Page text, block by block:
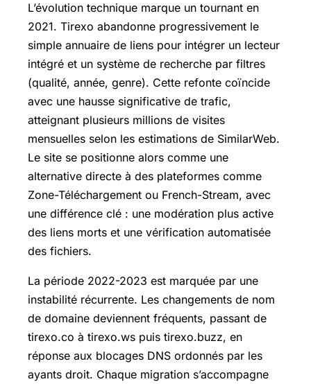
L’évolution technique marque un tournant en
2021. Tirexo abandonne progressivement le
simple annuaire de liens pour intégrer un lecteur
intégré et un système de recherche par filtres
(qualité, année, genre). Cette refonte coïncide
avec une hausse significative de trafic,
atteignant plusieurs millions de visites
mensuelles selon les estimations de SimilarWeb.
Le site se positionne alors comme une
alternative directe à des plateformes comme
Zone-Téléchargement ou French-Stream, avec
une différence clé : une modération plus active
des liens morts et une vérification automatisée
des fichiers.
La période 2022-2023 est marquée par une
instabilité récurrente. Les changements de nom
de domaine deviennent fréquents, passant de
tirexo.co à tirexo.ws puis tirexo.buzz, en
réponse aux blocages DNS ordonnés par les
ayants droit. Chaque migration s’accompagne